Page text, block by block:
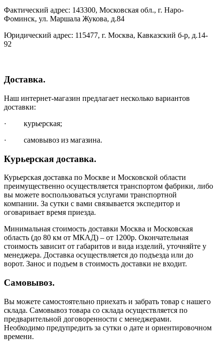
Фактический адрес: 143300, Московская обл., г. Наро-
Фоминск, ул. Маршала Жукова, д.84
Юридический адрес: 115477, г. Москва, Кавказский б-р, д.14-
92
Доставка.
Наш интернет-магазин предлагает несколько вариантов
доставки:
· курьерская;
· самовывоз из магазина.
Курьерская доставка.
Курьерская доставка по Москве и Московской области
преимущественно осуществляется транспортом фабрики, либо
вы можете воспользоваться услугами транспортной
компании. За сутки с вами связывается экспедитор и
оговаривает время приезда.
Минимальная стоимость доставки Москва и Московская
область (до 80 км от МКАД) – от 1200р. Окончательная
стоимость зависит от габаритов и вида изделий, уточняйте у
менеджера. Доставка осуществляется до подъезда или до
ворот. Занос и подъем в стоимость доставки не входит.
Самовывоз.
Вы можете самостоятельно приехать и забрать товар с нашего
склада. Самовывоз товара со склада осуществляется по
предварительной договоренности с менеджерами.
Необходимо предупредить за сутки о дате и ориентировочном
времени.